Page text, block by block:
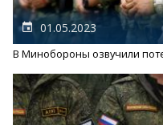
01.05.2023
В Минобороны озвучили